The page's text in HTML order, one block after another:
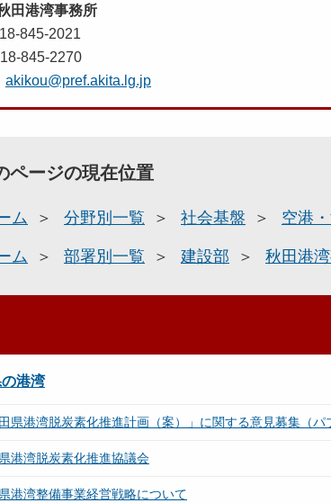
田港湾事務所
845-2021
845-2270
akikou@pref.akita.lg.jp
ページの現在位置
ム 分野別一覧 社会基盤 空港
ム 部署別一覧 建設部 秋田港
港湾
田県港湾脱炭素化推進計画（案）」に関する意見募集（
港湾脱炭素化推進協議会
港湾整備事業経営戦略について